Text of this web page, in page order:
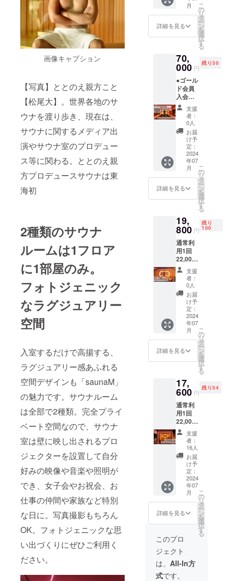
画像キャプション
【写真】ととのえ親方こと
【松尾大】。世界各地のサ
ウナを渡り歩き、現在は、
サウナに関するメディア出
演やサウナ室のプロデュー
ス等に関わる。ととのえ親
方プロデュースサウナは東
海初
2種類のサウナ
ルームは1フロア
に1部屋のみ。
フォトジェニック
なラグジュアリー
空間
入室するだけで高揚する、
ラグジュアリー感あふれる
空間デザインも「saunaM」
の魅力です。サウナルーム
は全部で2種類。完全プライ
ベート空間なので、サウナ
室は壁に映し出されるプロ
ジェクターを設置して自分
好みの映像や音楽や照明が
でき、女子会やお祝会、お
仕事の仲間や家族など特別
な日に。写真撮影もちろん
OK。フォトジェニックな思
い出づくりにぜひご利用く
ださい。
お仕事の仲
間や家族な
影もちろん
OK。フォト
ジェニック
な思い出づ
くりにぜひ
ご利用くだ
さい。
まで 提
供方
法：証
にて送
付させ
ます。
ブ（ア
ルコー
ル、ソ
蔵庫内
飲み放
題 利用
料金が
会員価
格にな
る
20,000
円（2時
間） 有
効期
限：
2025年
6月末日
まで 提
供方
法：証
にて送
付させ
て頂き
ます。
20％オ
フの
80,000
円 ゴー
ルド会
リット
は、1ヶ
月先ま
で予約
可能
オール
インク
ルーシ
ブ（ソ
フトド
リン
ク）冷
蔵庫内
飲み放
題 利用
料金が
会員価
円（2時
間） 有
効期
限：
2025年
6月末日
まで 提
供方
法：証
明証の
画像を
メール
にて送
付させ
て頂き
ます。
月
詳細を見る
こ
の
リ
タ
ー
ン
を
選
択
す
る
70,
000 円
残り30
●ゴール
ド会員
入会金5
万円 ＋
年会費3
万円 ＋
1回分利
用2万円
合計
100,000
円を
30％オ
フの
70,000
円 ゴー
ルド会
リット
は、1ヶ
月先ま
で予約
可能
オール
インク
ルーシ
ブ（ソ
フトド
リン
ク）冷
蔵庫内
飲み放
題 利用
料金が
会員価
円（2時
間） 有
効期
限：
2025年
6月末日
まで 提
供方
法：証
明証の
画像を
メール
にて送
付させ
て頂き
ます。
支援
者：
0人
お届
け予
定：
2024
年07
月
詳細を見る
こ
の
リ
タ
ー
ン
を
選
択
す
る
19,
800 円
残り
100
通常利
用1回
22,000
円を
10％オ
フの
19,800
期限：
2025年
6月末日
まで 提
供方
法：証
明証の
画像を
にて送
付させ
て頂き
ます。
支援
者：
0人
お届
け予
定：
2024
年07
月
詳細を見る
こ
の
リ
タ
ー
ン
を
選
択
す
る
17,
600 円
残り34
通常利
用1回
22,000
円を
20％オ
フの
17,600
期限：
2025年
6月末日
まで 提
供方
法：証
明証の
画像を
メール
にて送
付させ
て頂き
ます。
支援
者：
16人
お届
け予
定：
2024
年07
月
詳細を見る
こ
の
リ
タ
ー
ン
を
選
択
す
る
このプロ
ジェクト
は、 All-In方
式です。